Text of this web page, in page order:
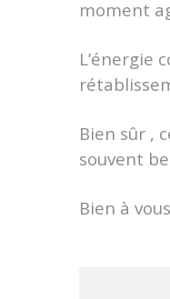
moment
L’énergie
Bien sûr ,
souvent
Bien à